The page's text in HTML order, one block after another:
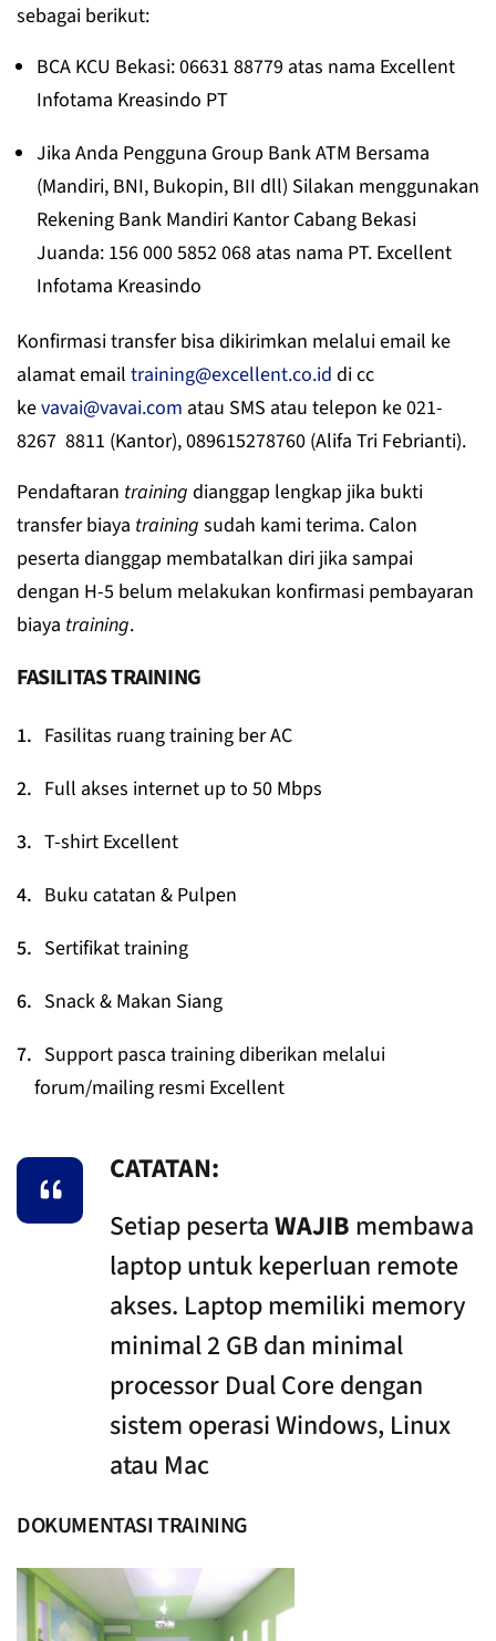
sebagai berikut:
BCA KCU Bekasi: 06631 88779 atas nama Excellent
Infotama Kreasindo PT
Jika Anda Pengguna Group Bank ATM Bersama
(Mandiri, BNI, Bukopin, BII dll) Silakan menggunakan
Rekening Bank Mandiri Kantor Cabang Bekasi
Juanda: 156 000 5852 068 atas nama PT. Excellent
Infotama Kreasindo
Konfirmasi transfer bisa dikirimkan melalui email ke
alamat email training@excellent.co.id di cc
kevavai@vavai.com atau SMS atau telepon ke 021-
8267 8811 (Kantor), 089615278760 (Alifa Tri Febrianti).
Pendaftaran training dianggap lengkap jika bukti
transfer biaya training sudah kami terima. Calon
peserta dianggap membatalkan diri jika sampai
dengan H-5 belum melakukan konfirmasi pembayaran
biaya training.
FASILITAS TRAINING
Fasilitas ruang training ber AC
Full akses internet up to 50 Mbps
T-shirt Excellent
Buku catatan & Pulpen
Sertifikat training
Snack & Makan Siang
Support pasca training diberikan melalui
forum/mailing resmi Excellent
CATATAN:
Setiap pesertaWAJIB membawa
laptop untuk keperluan remote
akses. Laptop memiliki memory
minimal 2 GB dan minimal
processor Dual Core dengan
sistem operasi Windows, Linux
atau Mac
DOKUMENTASI TRAINING